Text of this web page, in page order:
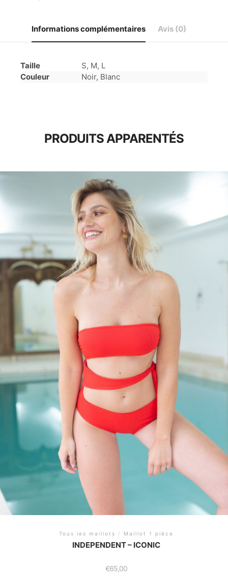
Body
Waves
Informations complémentaires Avis (0)
Taille
S, M, L
Couleur
Noir, Blanc
PRODUITS APPARENTÉS
Tous les maillots / Maillot 1 pièce
INDEPENDENT – ICONIC
€65,00